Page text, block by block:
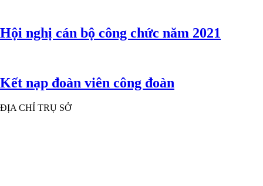
Hội nghị cán bộ công chức năm 2021
Kết nạp đoàn viên công đoàn
ĐỊA CHỈ TRỤ SỞ